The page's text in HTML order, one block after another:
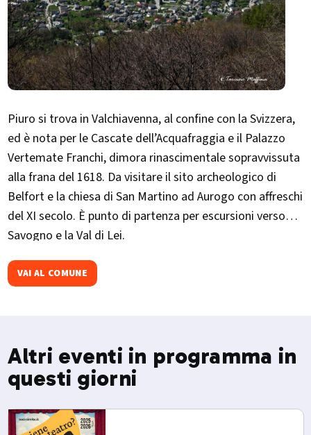
Piuro si trova in Valchiavenna, al confine con la Svizzera,
ed è nota per le Cascate dell’Acquafraggia e il Palazzo
Vertemate Franchi, dimora rinascimentale sopravvissuta
alla frana del 1618. Da visitare il sito archeologico di
Belfort e la chiesa di San Martino ad Aurogo con affreschi
del XI secolo. È punto di partenza per escursioni verso
Savogno e la Val di Lei.
VAI AL COMUNE
Altri eventi in programma in
questi giorni